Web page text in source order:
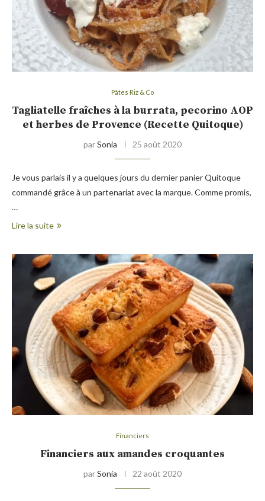
Pâtes Riz & Co
Tagliatelle fraîches à la burrata, pecorino AOP
et herbes de Provence (Recette Quitoque)
parSonia 25 août 2020
Je vous parlais il y a quelques jours du dernier panier Quitoque
commandé grâce à un partenariat avec la marque. Comme promis,
…
Lire la suite
Financiers
Financiers aux amandes croquantes
parSonia 22 août 2020